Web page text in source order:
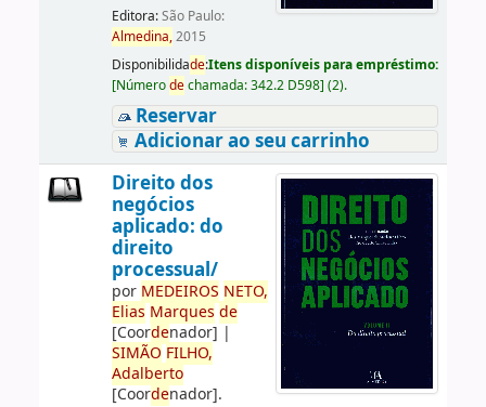
Editora:São Paulo:
Almedina,2015
Disponibilidade:Itens disponíveis para empréstimo:
[Númerodechamada:342.2 D598] (2).
Reservar
Adicionar ao seu carrinho
Direito dos
negócios
aplicado: do
direito
processual/
por MEDEIROS NETO,
Elias Marques de
[Coordenador] |
SIMÃO FILHO,
Adalberto
[Coordenador].